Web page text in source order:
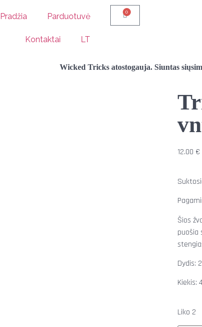
Pradžia Parduotuvė
Kontaktai LT
0
Wicked Tricks atostogauja. Siuntas
12.00 €
Šios
puošia
Dydis:
Kiekis:
Liko 2